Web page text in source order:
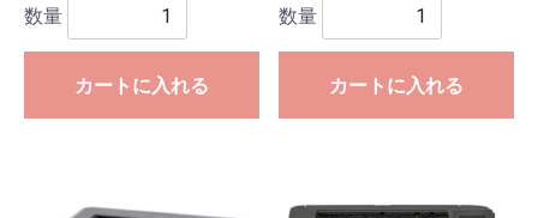
数量
カートに入れる
数量
カートに入れる